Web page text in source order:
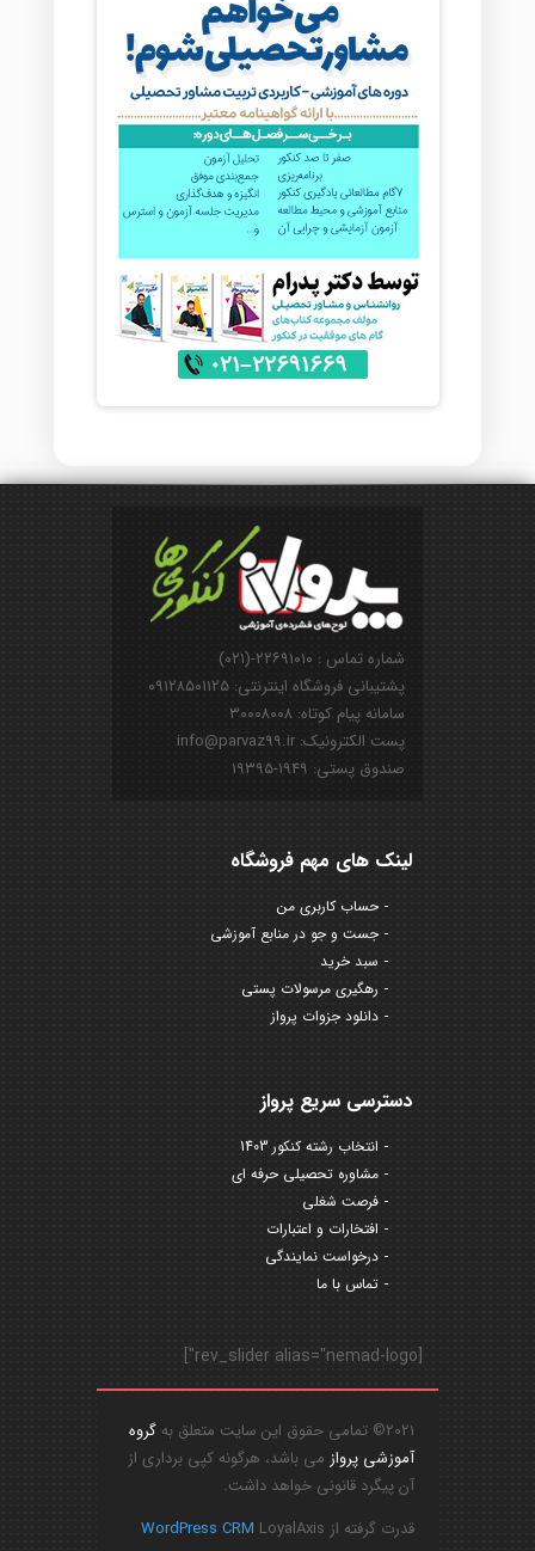
شماره تماس : ۲۲۶۹۱۰۱۰-(۰۲۱)
پشتیبانی فروشگاه اینترنتی: ۰۹۱۲۸۵۰۱۱۲۵
سامانه پیام کوتاه: ۳۰۰۰۸۰۰۸
پست الکترونیک: info@parvaz99.ir
صندوق پستی: ۱۹۴۹-۱۹۳۹۵
لینک های مهم فروشگاه
حساب کاربری من
جست و جو در منابع آموزشی
سبد خرید
رهگیری مرسولات پستی
دانلود جزوات پرواز
دسترسی سریع پرواز
انتخاب رشته کنکور 1403
مشاوره تحصیلی حرفه ای
فرصت شغلی
افتخارات و اعتبارات
درخواست نمایندگی
تماس با ما
[rev_slider alias="nemad-logo"]
2021© تمامی حقوق این سایت متعلق به
گروه
آموزشی پرواز می باشد، هرگونه کپی برداری از
آن پیگرد قانونی خواهد داشت.
قدرت گرفته از
WordPress CRM LoyalAxis